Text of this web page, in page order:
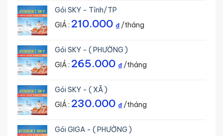
Gói SKY - Tỉnh/TP
GIÁ : 210.000 ₫/tháng
Gói SKY - ( PHƯỜNG )
GIÁ : 265.000 ₫/tháng
Gói SKY - ( XÃ )
GIÁ : 230.000 ₫/tháng
Gói GIGA - ( PHƯỜNG )